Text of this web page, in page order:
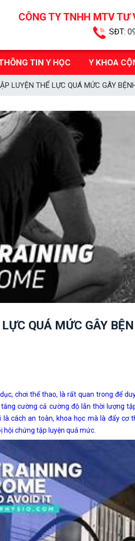
CÔNG TY TNHH MTV TƯ
SĐT:
TIN Y HỌC Y KHOA
LUYỆN THỂ LỰC QUÁ MỨC GÂY
QUÁ MỨC GÂY
chơi thể thao, là rất quan trong để
cường cả cường độ lẫn thời lượng
là cách an toàn, khoa học mà là đẩy
hội chứng tập luyện quá mức.